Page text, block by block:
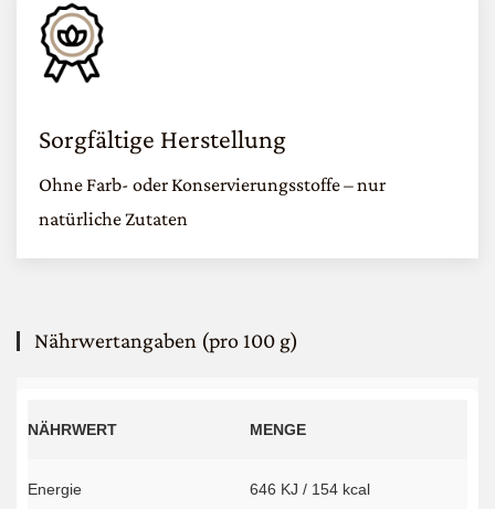
Sorgfältige Herstellung
Ohne Farb- oder Konservierungsstoffe – nur
natürliche Zutaten
Nährwertangaben (pro 100 g)
NÄHRWERT MENGE
Energie 646 KJ / 154 kcal